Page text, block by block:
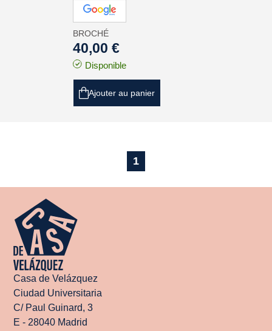
BROCHÉ
40,00 €
Disponible
Ajouter au panier
1
Casa de Velázquez
Ciudad Universitaria
C/ Paul Guinard, 3
E - 28040 Madrid